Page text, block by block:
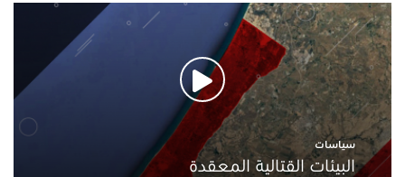
سياسات
البيئات القتالية المعقدة